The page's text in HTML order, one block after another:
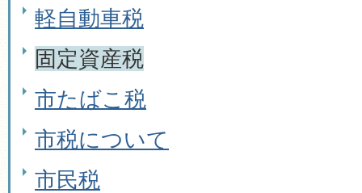
軽自動車税
固定資産税
市たばこ税
市税について
市民税